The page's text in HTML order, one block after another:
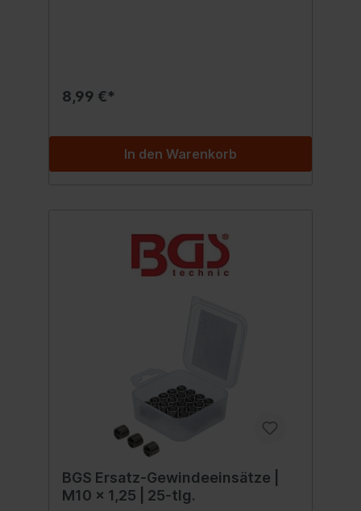
8,99 €*
In den Warenkorb
BGS Ersatz-Gewindeeinsätze |
M10 x 1,25 | 25-tlg.